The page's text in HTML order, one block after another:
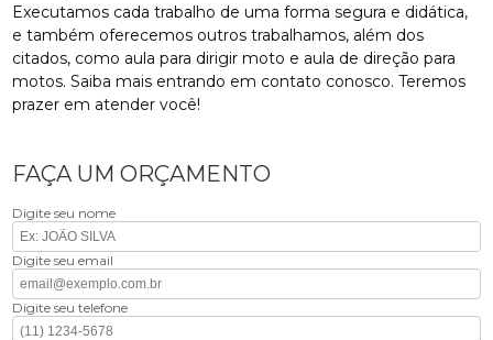
Executamos cada trabalho de uma forma segura e didática,
e também oferecemos outros trabalhamos, além dos
citados, como aula para dirigir moto e aula de direção para
motos. Saiba mais entrando em contato conosco. Teremos
prazer em atender você!
FAÇA UM ORÇAMENTO
Digite seu nome
Digite seu email
Digite seu telefone